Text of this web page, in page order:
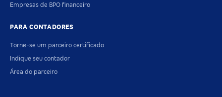
Empresas de BPO financeiro
PARA CONTADORES
Torne-se um parceiro certificado
Indique seu contador
Área do parceiro